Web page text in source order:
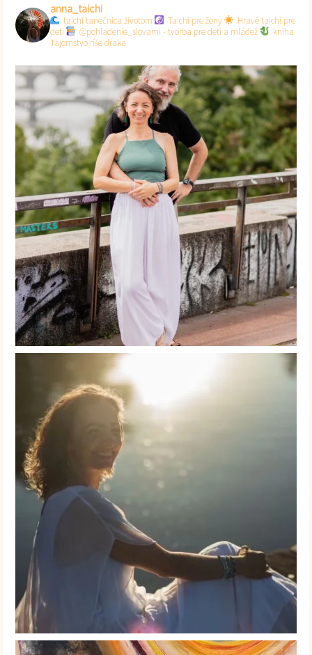
anna_taichi
taichi tanečnica životom Taichi pre ženy
Hravé taichi pre
deti
@pohladenie_slovami - tvorba pre deti a mládež
kniha
Tajomstvo ríše draka